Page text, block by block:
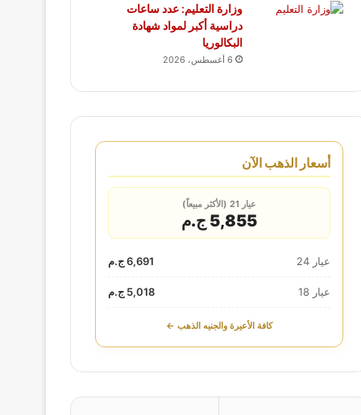
وزارة التعليم: عدد ساعات
دراسية أكبر لمواد شهادة
البكالوريا
6 أغسطس، 2026
أسعار الذهب الآن
عيار 21 (الأكثر مبيعاً)
5,855 ج.م
عيار 24 6,691 ج.م
عيار 18 5,018 ج.م
كافة الأعيرة والجنيه الذهب ←